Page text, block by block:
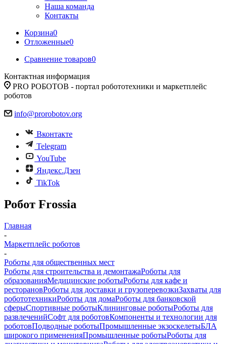
Наша команда
Контакты
Корзина0
Отложенные0
Сравнение товаров0
Контактная информация
PRO РОБОТОВ - портал робототехники и маркетплейс
роботов
info@prorobotov.org
Вконтакте
Telegram
YouTube
Яндекс.Дзен
TikTok
Робот Frossia
Главная
-
Маркетплейс роботов
-
Роботы для общественных мест
Роботы для строительства и демонтажаРоботы для
образованияМедицинские роботыРоботы для кафе и
ресторановРоботы для доставки и грузоперевозкиЗахваты для
робототехникиРоботы для домаРоботы для банковской
сферыСпортивные роботыКлининговые роботыРоботы для
развлеченийСофт для роботовКомпоненты и технологии для
роботовПодводные роботыПромышленные экзоскелетыБЛА
широкого примененияПромышленные роботыРоботы для